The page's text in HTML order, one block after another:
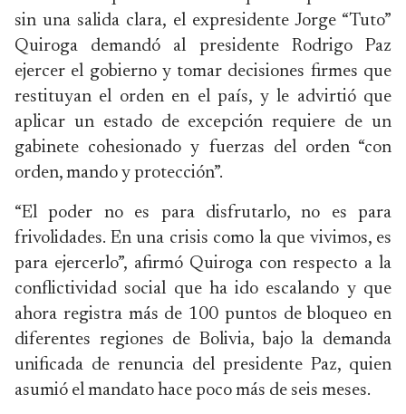
sin una salida clara, el expresidente Jorge “Tuto”
Quiroga demandó al presidente Rodrigo Paz
ejercer el gobierno y tomar decisiones firmes que
restituyan el orden en el país, y le advirtió que
aplicar un estado de excepción requiere de un
gabinete cohesionado y fuerzas del orden “con
orden, mando y protección”.
“El poder no es para disfrutarlo, no es para
frivolidades. En una crisis como la que vivimos, es
para ejercerlo”, afirmó Quiroga con respecto a la
conflictividad social que ha ido escalando y que
ahora registra más de 100 puntos de bloqueo en
diferentes regiones de Bolivia, bajo la demanda
unificada de renuncia del presidente Paz, quien
asumió el mandato hace poco más de seis meses.